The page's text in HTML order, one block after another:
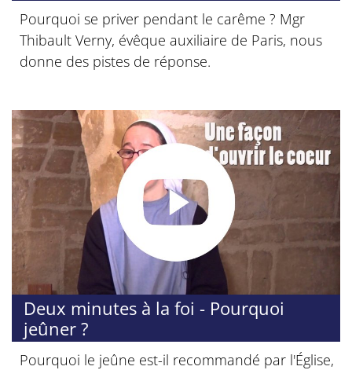
Pourquoi se priver pendant le carême ? Mgr
Thibault Verny, évêque auxiliaire de Paris, nous
donne des pistes de réponse.
Deux minutes à la foi - Pourquoi
jeûner ?
Pourquoi le jeûne est-il recommandé par l'Église,